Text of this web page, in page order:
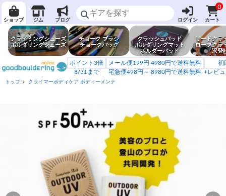
ショップ ジム ブログ ログイン
0
カート
クライミングシューズ
ボルダリングシューズ
チョーク ブラシ
チョークバッグ
クラッシュパッド
ボルダリングマット
ボルダーパッド
リードクラ
ロープクラ
沢登
ポイント3倍
8/31まで
メール便199円 4980円で送料無料
宅急便498円～ 8980円で送料無料
初
+レビ
トップ クライマーボディケア ボディーメンテ